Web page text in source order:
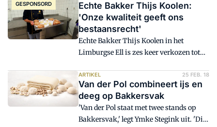
GESPONSORD
Echte Bakker Thijs Koolen:
'Onze kwaliteit geeft ons
bestaansrecht'
Echte Bakker Thijs Koolen in het
Limburgse Ell is zes keer verkozen tot
uitstekende kwaliteit is voor ons het
allerbelangrijkste. Zo kunnen we in een
klein dorp ons bestaansrecht behouden',
vertelt Thijs Koolen. Die kwaliteit
ontstaat volgens hem door vakkennis,
ARTIKEL 25 FEB. 18
Van der Pol combineert ijs en
deeg op Bakkersvak
'Van der Pol staat met twee stands op
Bakkersvak,' legt Ymke Stegink uit. 'Dit